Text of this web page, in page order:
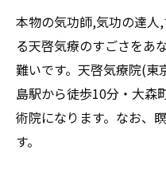
本物の気功師,気功の達人
る天啓気療のすごさをあ
難いです。天啓気療院(東
島駅から徒歩10分・大森
術院になります。なお、
す。